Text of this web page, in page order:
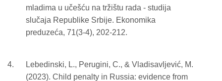
mladima u učešću na tržištu rada - studija
slučaja Republike Srbije. Ekonomika
preduzeća, 71(3-4), 202-212.
Lebedinski, L., Perugini, C., & Vladisavljević, M.
(2023). Child penalty in Russia: evidence from